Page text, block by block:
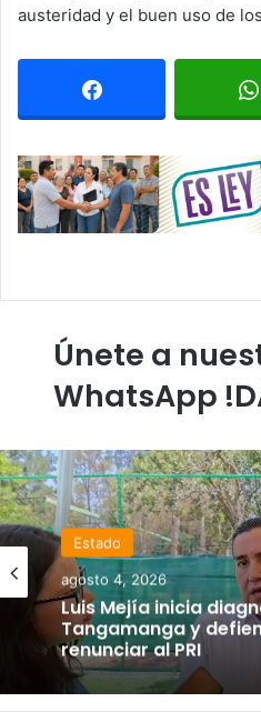
austeridad y el buen uso de
Únete a
WhatsApp
Estado
agosto 4, 2026
Luis Mejía inicia
Tangamanga y
renunciar al PRI